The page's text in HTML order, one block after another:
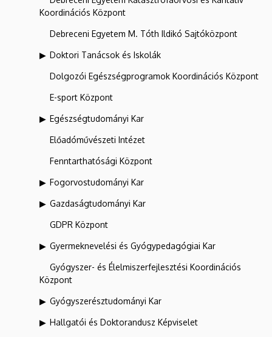
Koordinációs Központ
Debreceni Egyetem M. Tóth Ildikó Sajtóközpont
Doktori Tanácsok és Iskolák
Dolgozói Egészségprogramok Koordinációs Központ
E-sport Központ
Egészségtudományi Kar
Előadóművészeti Intézet
Fenntarthatósági Központ
Fogorvostudományi Kar
Gazdaságtudományi Kar
GDPR Központ
Gyermeknevelési és Gyógypedagógiai Kar
Gyógyszer- és Élelmiszerfejlesztési Koordinációs
Központ
Gyógyszerésztudományi Kar
Hallgatói és Doktorandusz Képviselet